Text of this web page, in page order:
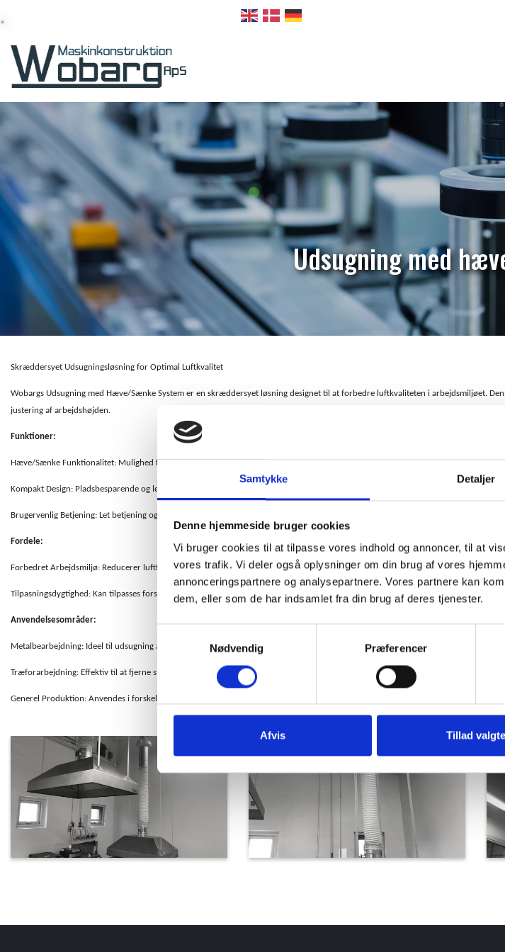
Samtykke Detaljer
Denne hjemmeside bruger cookies
Vi bruger cookies til at tilpasse vores indhold og annoncer, til at
vores trafik. Vi deler også oplysninger om din brug af vores
annonceringspartnere og analysepartnere. Vores partnere kan
dem, eller som de har indsamlet fra din brug af deres tjenester.
Nødvendig
Præferencer
Afvis Tillad valgte
til
hovedindhold
.
Udsugning med hæve/sænkesystem
Udsugning med
Skræddersyet Udsugningsløsning for Optimal Luftkvalitet
Wobargs Udsugning med Hæve/Sænke System er en skræddersyet løsning designet til at forbedre luftkvaliteten i arbejdsmiljøet.
justering af arbejdshøjden.
Funktioner:
Hæve/Sænke Funktionalitet: Mulighed for justering af udsugningshøjden, hvilket gør det nemt at tilpasse sig forskellige
Kompakt Design: Pladsbesparende og let at integrere i forskellige produktionsmiljøer.
Brugervenlig Betjening: Let betjening og kontrol for optimal anvendelse.
Fordele:
Forbedret Arbejdsmiljø: Reducerer luftforurening og skaber et sundt og sikkert arbejdsmiljø.
Tilpasningsdygtighed: Kan tilpasses forskellige produktionsprocesser og arbejdsområder.
Anvendelsesområder:
Metalbearbejdning: Ideel til udsugning af røg og partikler fra metalbearbejdningsprocesser.
Træforarbejdning: Effektiv til at fjerne støv og røg i træbearbejdningsmiljøer.
Generel Produktion: Anvendes i forskellige industrier for at sikre ren luft og et sundt arbejdsmiljø.